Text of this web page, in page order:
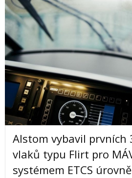
Alstom vybavil prvních
vlaků typu Flirt pro
systémem ETCS